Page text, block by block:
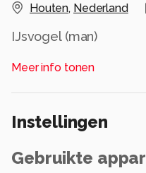
Houten, Nederland
IJsvogel (man)
Alle rechten voorbehouden
Meer info tonen
Instellingen
Gebruikte